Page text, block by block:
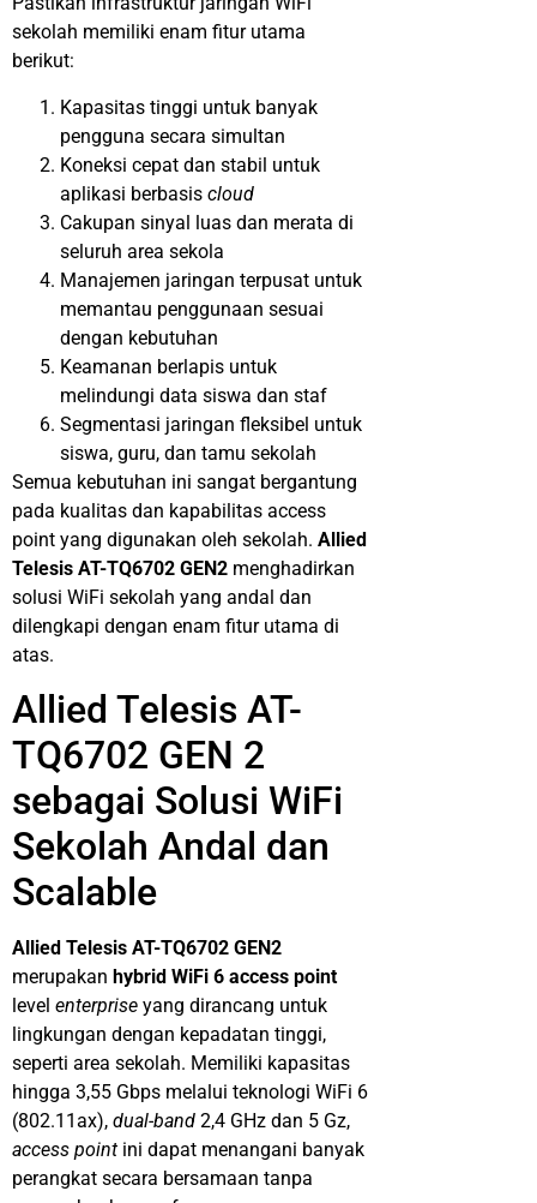
sekolah memiliki enam fitur utama
berikut:
Kapasitas tinggi untuk banyak
pengguna secara simultan
Koneksi cepat dan stabil untuk
aplikasi berbasis cloud
Cakupan sinyal luas dan merata di
seluruh area sekola
Manajemen jaringan terpusat untuk
memantau penggunaan sesuai
dengan kebutuhan
Keamanan berlapis untuk
melindungi data siswa dan staf
Segmentasi jaringan fleksibel untuk
siswa, guru, dan tamu sekolah
Semua kebutuhan ini sangat bergantung
pada kualitas dan kapabilitas access
point yang digunakan oleh sekolah. Allied
Telesis AT-TQ6702 GEN2 menghadirkan
solusi WiFi sekolah yang andal dan
dilengkapi dengan enam fitur utama di
atas.
Allied Telesis AT-
TQ6702 GEN 2
sebagai Solusi WiFi
Sekolah Andal dan
Scalable
Allied Telesis AT-TQ6702 GEN2
merupakan hybrid WiFi 6 access point
level enterprise yang dirancang untuk
lingkungan dengan kepadatan tinggi,
seperti area sekolah. Memiliki kapasitas
hingga 3,55 Gbps melalui teknologi WiFi 6
(802.11ax), dual-band 2,4 GHz dan 5 Gz,
access point ini dapat menangani banyak
perangkat secara bersamaan tanpa